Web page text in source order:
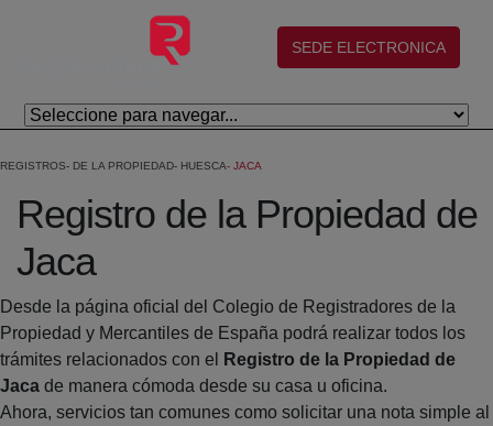
Salta al contingut principal
(abre en nueva ventana)
SEDE ELECTRONICA
REGISTROS DE LA PROPIEDAD HUESCA JACA
Registro de la Propiedad de
Jaca
Desde la página oficial del Colegio de Registradores de la
Propiedad y Mercantiles de España podrá realizar todos los
trámites relacionados con el
Registro de la Propiedad de
Jaca de manera cómoda desde su casa u oficina.
Ahora, servicios tan comunes como solicitar una nota simple al